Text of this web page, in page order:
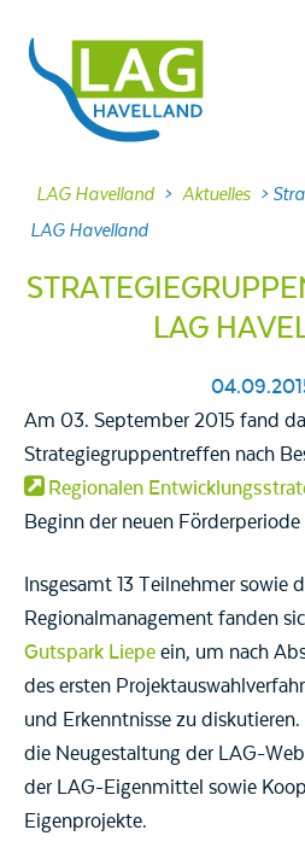
Projekte
DABEI
Kontakt
LAG Havelland > Aktuelles >
LAG Havelland
LAG
Am 03. September 2015 fand
Strategiegruppentreffen nach
Regionalen
Beginn der neuen
Insgesamt 13 Teilnehmer sowie
Regionalmanagement fanden
Gutspark Liepe ein, um nach
des ersten
und Erkenntnisse zu
die Neugestaltung der LAG-
der LAG-Eigenmittel sowie
Eigenprojekte.